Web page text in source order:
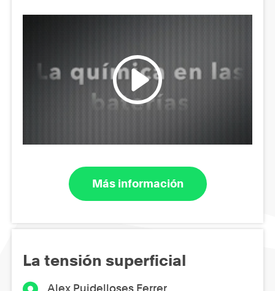
Más información
La tensión superficial
Alex Puidelloses Ferrer